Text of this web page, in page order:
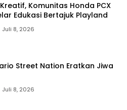
Komunitas Honda PCX
Edukasi Bertajuk Playland
Juli 8, 2026
Street Nation Eratkan Jiwa
Juli 8, 2026